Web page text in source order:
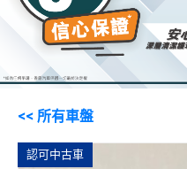
<< 所有車盤
認可中古車